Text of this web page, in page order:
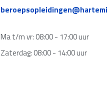
Ma t/m vr: 08:00 - 17:00 uur
Zaterdag: 08:00 - 14:00 uur